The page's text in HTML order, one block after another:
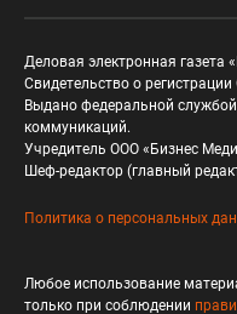
Деловая электронная газета
Свидетельство о
Выдано федеральной
коммуникаций.
Учредитель ООО «Бизнес
Шеф-редактор (главный
Политика о персональных
Любое использование
только при соблюдении